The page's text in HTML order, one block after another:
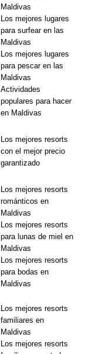
Maldivas
Los mejores lugares
para surfear en las
Maldivas
Los mejores lugares
para pescar en las
Maldivas
Actividades
populares para hacer
en Maldivas
Los mejores resorts
con el mejor precio
garantizado
Los mejores resorts
románticos en
Maldivas
Los mejores resorts
para lunas de miel en
Maldivas
Los mejores resorts
para bodas en
Maldivas
Los mejores resorts
familiares en
Maldivas
Los mejores resorts